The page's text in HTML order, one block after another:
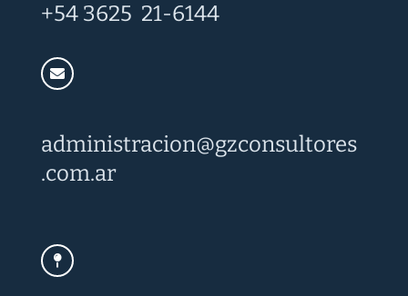
+54 3625 21-6144
administracion@gzconsultores
.com.ar